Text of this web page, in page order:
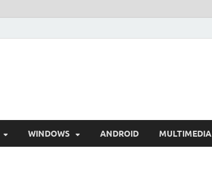
WINDOWS ANDROID MULTIMEDIA